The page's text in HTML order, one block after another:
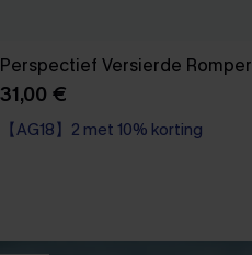
Perspectief Versierde Romper
31,00 €
【AG18】2 met 10% korting